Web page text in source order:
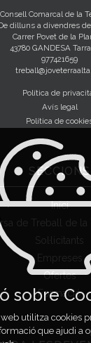
Consell Comarcal de la
dilluns a divendres de
Carrer Povet de la
43780 GANDESA
977421659
Política de
Avís legal
Política de
SECCIONS
Inici
de Treball de la
Sol·licitants
Empreses
Ofertes
Formació
sobre
utilitza cookies
que ajudi a